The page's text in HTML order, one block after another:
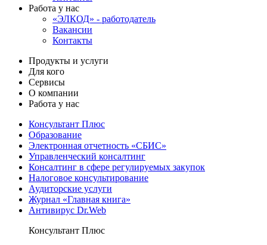
Работа у нас
«ЭЛКОД» - работодатель
Вакансии
Контакты
Продукты и услуги
Для кого
Сервисы
О компании
Работа у нас
Консультант Плюс
Образование
Электронная отчетность «СБИС»
Управленческий консалтинг
Консалтинг в сфере регулируемых закупок
Налоговое консультирование
Аудиторские услуги
Журнал «Главная книга»
Антивирус Dr.Web
Консультант Плюс